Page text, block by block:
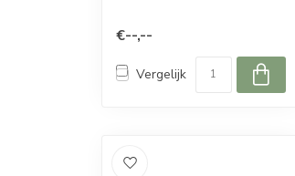
€--,--
Vergelijk